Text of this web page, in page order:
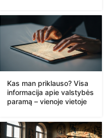
Kas man priklauso? Visa
informacija apie valstybės
paramą – vienoje vietoje